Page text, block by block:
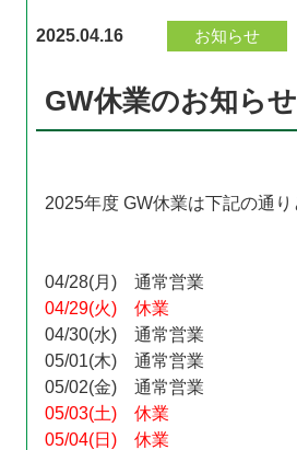
2025.04.16 お知らせ
GW休業のお知らせ
2025年度 GW休業は下記の通り
04/28(月) 通常営業
04/29(火) 休業
04/30(水) 通常営業
05/01(木) 通常営業
05/02(金) 通常営業
05/03(土) 休業
05/04(日) 休業